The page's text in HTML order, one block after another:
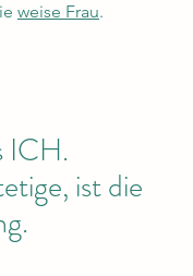
weise Frau.
ICH.
ist die